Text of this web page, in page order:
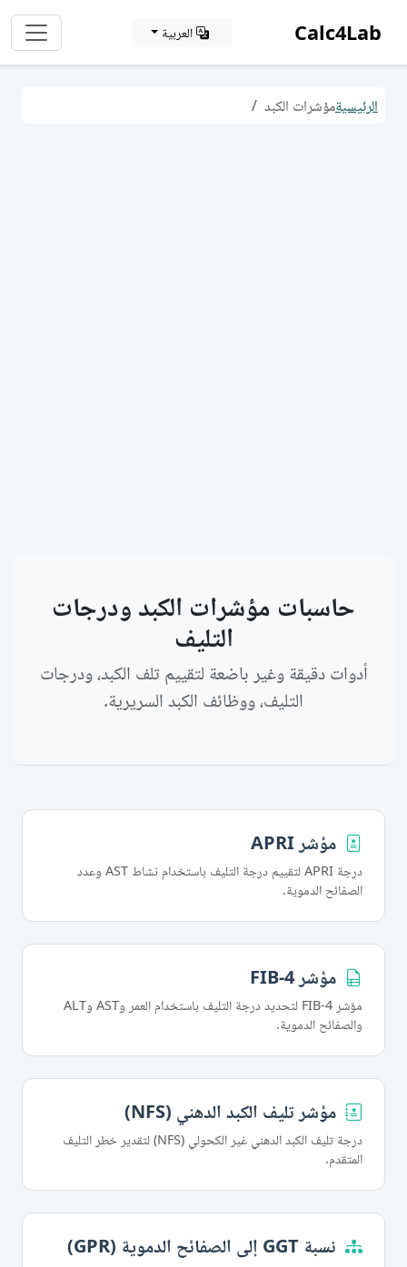
Calc4Lab العربية
الرئيسيةمؤشرات الكبد
حاسبات مؤشرات الكبد ودرجات
التليف
أدوات دقيقة وغير باضعة لتقييم تلف الكبد، ودرجات
التليف، ووظائف الكبد السريرية.
مؤشر APRI
درجة APRI لتقييم درجة التليف باستخدام نشاط AST وعدد
الصفائح الدموية.
مؤشر FIB-4
مؤشر FIB-4 لتحديد درجة التليف باستخدام العمر وAST وALT
والصفائح الدموية.
مؤشر تليف الكبد الدهني (NFS)
درجة تليف الكبد الدهني غير الكحولي (NFS) لتقدير خطر التليف
المتقدم.
نسبة GGT إلى الصفائح الدموية (GPR)